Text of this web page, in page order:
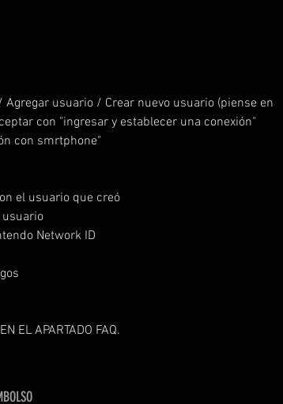
usuario / Crear nuevo usuario (piense en
con "ingresar y establecer una conexión"
con smrtphone"
el usuario que creó
usuario
Network ID
EL APARTADO FAQ.